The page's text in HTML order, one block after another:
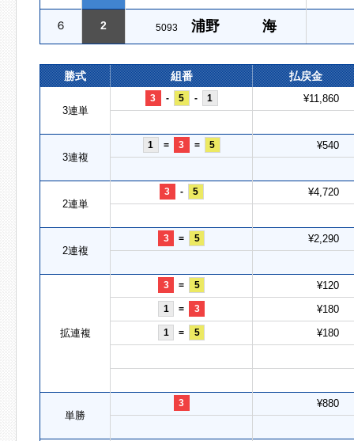
６ 2 5093 浦野 海
勝式 組番 払戻金
3連単
3 - 5 - 1 ¥11,860
3連複
1 = 3 = 5 ¥540
2連単
3 - 5 ¥4,720
2連複
3 = 5 ¥2,290
拡連複
3 = 5 ¥120
1 = 3 ¥180
1 = 5 ¥180
単勝
3 ¥880